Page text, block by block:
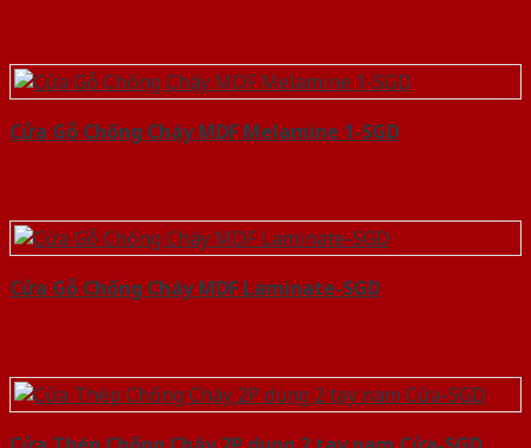
Cửa Gỗ Chống Cháy MDF Melamine 1-SGD
Cửa Gỗ Chống Cháy MDF Laminate-SGD